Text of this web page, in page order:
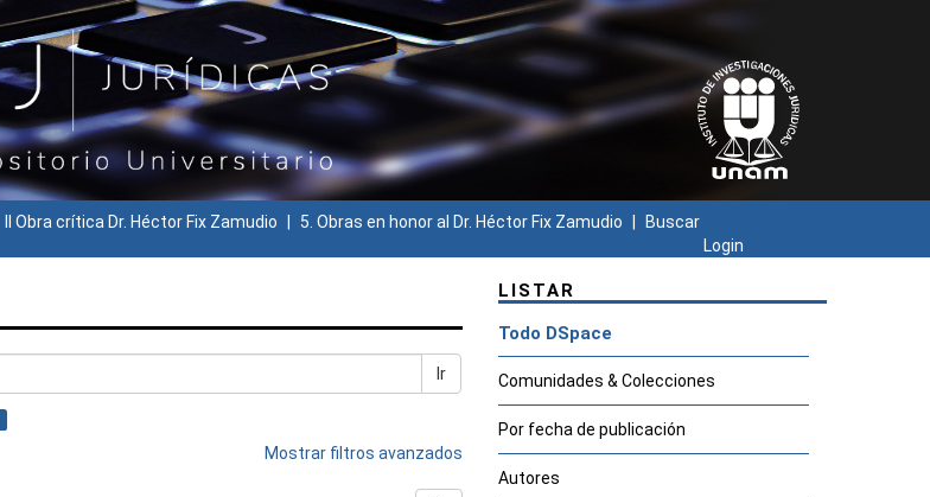
II Obra crítica Dr. Héctor Fix Zamudio 5. Obras en honor al Dr. Héctor Fix Zamudio
Buscar
Login
Ir
Mostrar filtros avanzados
LISTAR
Todo DSpace
Comunidades & Colecciones
Por fecha de publicación
Autores